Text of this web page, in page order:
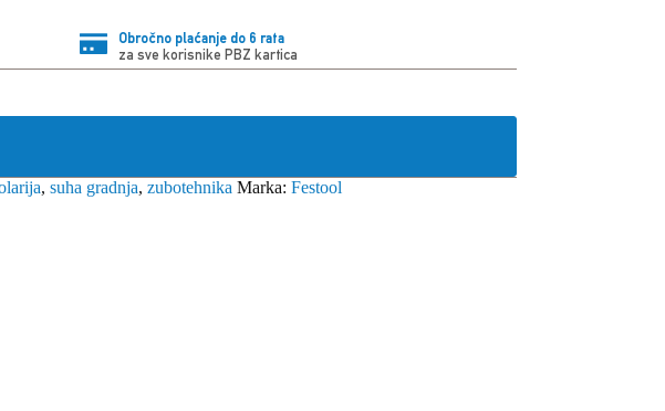
Obročno plaćanje do 6 rata
za sve korisnike PBZ kartica
, suha gradnja, zubotehnika Marka: Festool